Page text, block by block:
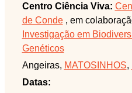
Centro Ciência Viva:
de Conde, em
Investigação em
Genéticos
Angeiras, MATOSINHOS,
Datas: